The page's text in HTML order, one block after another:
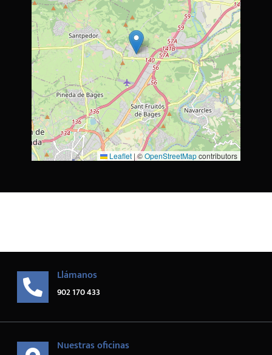
Leaflet |©OpenStreetMapcontributors
Llámanos
902 170 433
Nuestras oficinas